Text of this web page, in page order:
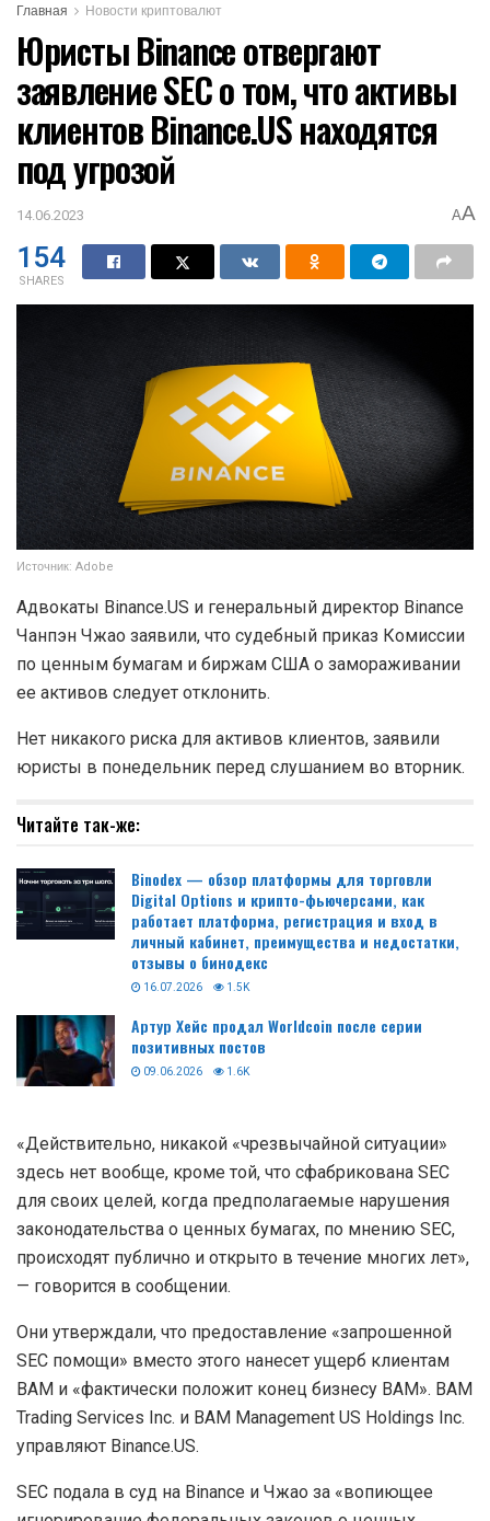
Главная Новости криптовалют
Юристы Binance отвергают
заявление SEC о том, что активы
клиентов Binance.US находятся
под угрозой
14.06.2023 AA
154
SHARES
Источник: Adobe
Адвокаты Binance.US и генеральный директор Binance
Чанпэн Чжао заявили, что судебный приказ Комиссии
по ценным бумагам и биржам США о замораживании
ее активов следует отклонить.
Нет никакого риска для активов клиентов, заявили
юристы в понедельник перед слушанием во вторник.
Читайте так-же:
Binodex — обзор платформы для торговли
Digital Options и крипто-фьючерсами, как
работает платформа, регистрация и вход в
личный кабинет, преимущества и недостатки,
отзывы о бинодекс
16.07.2026 1.5K
Артур Хейс продал Worldcoin после серии
позитивных постов
09.06.2026 1.6K
«Действительно, никакой «чрезвычайной ситуации»
здесь нет вообще, кроме той, что сфабрикована SEC
для своих целей, когда предполагаемые нарушения
законодательства о ценных бумагах, по мнению SEC,
происходят публично и открыто в течение многих лет»,
— говорится в сообщении.
Они утверждали, что предоставление «запрошенной
SEC помощи» вместо этого нанесет ущерб клиентам
BAM и «фактически положит конец бизнесу BAM». BAM
Trading Services Inc. и BAM Management US Holdings Inc.
управляют Binance.US.
SEC подала в суд на Binance и Чжао за «вопиющее